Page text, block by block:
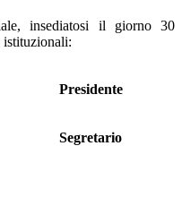
insediatosi il giorno 30
istituzionali:
Presidente
Segretario